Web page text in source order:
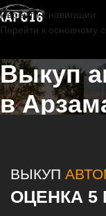
Перейти к навигации
Перейти к основному
Выкуп
в
ВЫКУП
ОЦЕНКА 5